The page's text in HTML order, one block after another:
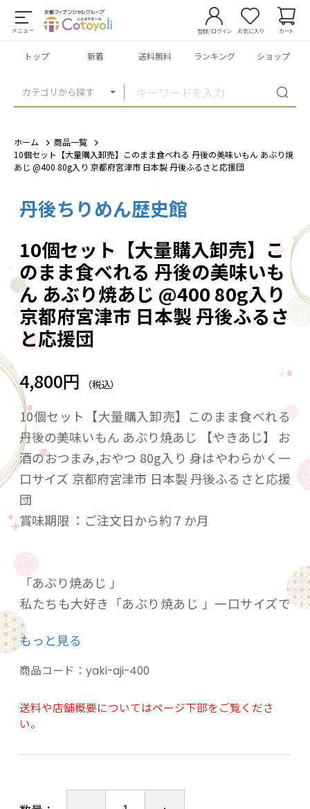
メニュー
カテゴリから探す
登録/ログイン お気に入り カート
トップ 新着 送料無料 ランキング ショップ
ホーム
商品一覧
10個セット【大量購入卸売】このまま食べれる 丹後の美味いもん あぶり焼
あじ @400 80g入り 京都府宮津市 日本製 丹後ふるさと応援団
丹後ちりめん歴史館
10個セット【大量購入卸売】こ
のまま食べれる 丹後の美味いも
ん あぶり焼あじ @400 80g入り
京都府宮津市 日本製 丹後ふるさ
と応援団
4,800円 （税込）
10個セット【大量購入卸売】このまま食べれる
丹後の美味いもん あぶり焼あじ 【やきあじ】 お
酒のおつまみ,おやつ 80g入り 身はやわらかく一
口サイズ 京都府宮津市 日本製 丹後ふるさと応援
団
賞味期限 ：ご注文日から約７か月
「あぶり焼あじ 」
私たちも大好き「あぶり焼あじ 」一口サイズで
美味しい。売れ筋の定番です。
リピーターが多いのでネット掲載しました。
内容量 80g
賞味期限 パッケージに印字
原 材 料 アジ、砂糖、食塩/ソルビトール、調味
もっと見る
商品コード： yaki-aji-400
送料や店舗概要についてはページ下部をご覧くださ
い。